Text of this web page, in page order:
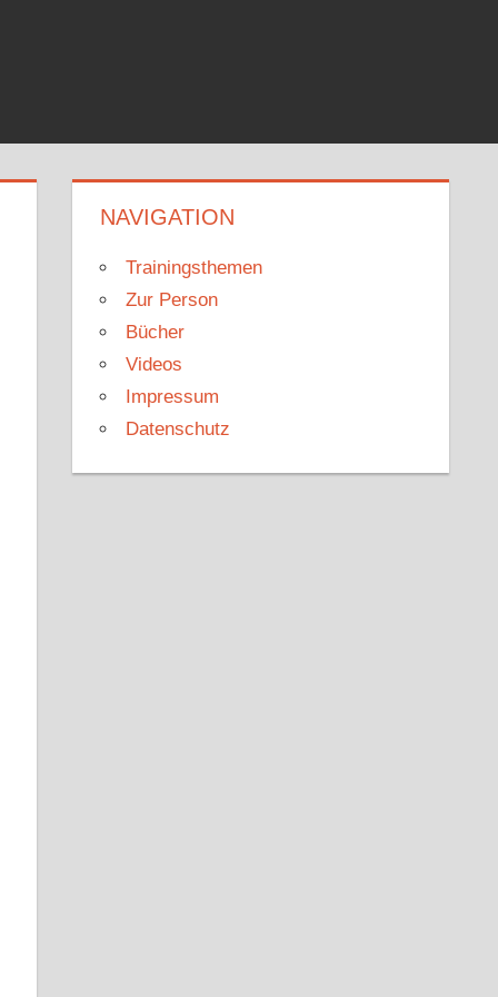
NAVIGATION
Trainingsthemen
Zur Person
Bücher
Videos
Impressum
Datenschutz